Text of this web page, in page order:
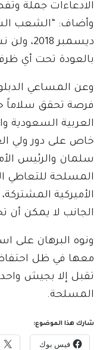
الادعاءات جملة
وأضاف: “الشعب
ديسمبر
بالعودة تحت أي
وعن المساعي
فرصة تحقق سلاماً
العربية السعودية
خاص على دور ولي
سلمان والرئيس
المسلحة للتعاطي
الأميركية
الجانب لا يمكن أن
ونوه البرهان على
معها في ظل
تقبل إلا بجيش
المسلحة.
شارك هذا الموضوع:
فيس بوك